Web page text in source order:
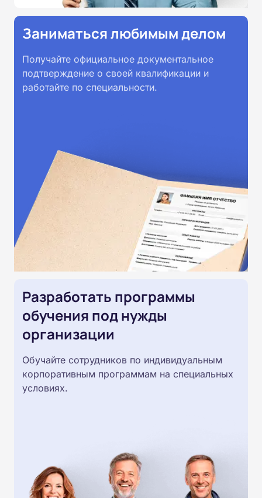
Заниматься любимым делом
Получайте официальное документальное
подтверждение о своей квалификации и
работайте по специальности.
Разработать программы
обучения под нужды
организации
Обучайте сотрудников по индивидуальным
корпоративным программам на специальных
условиях.